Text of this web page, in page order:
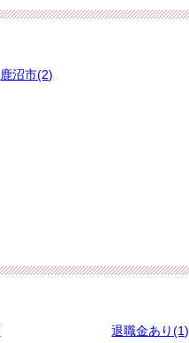
鹿沼市(2)
退職金あり(1)